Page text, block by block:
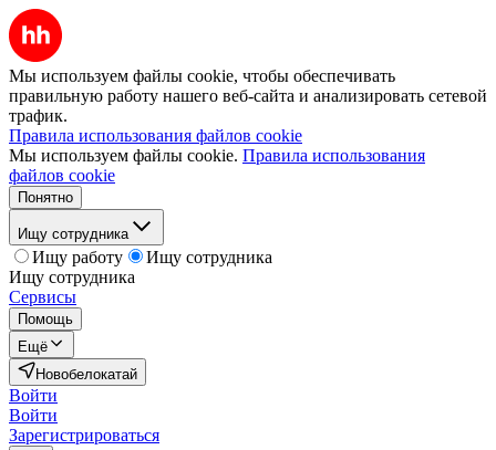
Мы используем файлы cookie, чтобы обеспечивать
правильную работу нашего веб-сайта и анализировать сетевой
трафик.
Правила использования файлов cookie
Мы используем файлы cookie. Правила использования
файлов cookie
Понятно
Ищу сотрудника
Ищу работу
Ищу сотрудника
Ищу сотрудника
Сервисы
Помощь
Ещё
Новобелокатай
Войти
Войти
Зарегистрироваться